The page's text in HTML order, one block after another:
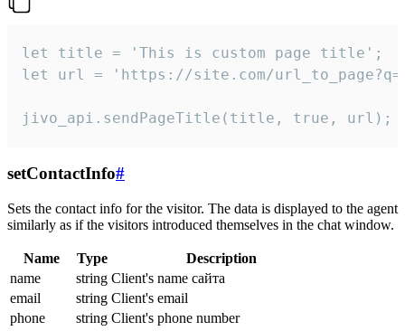
let title = 'This is custom page title';
let url = 'https://site.com/
jivo_api.sendPageTitle(title, true, url);
setContactInfo#
Sets the contact info for the visitor. The data is displayed to the agent
similarly as if the visitors introduced themselves in the chat window.
Name Type
Description
name
string Client's name сайта
email
string Client's email
phone
string Client's phone number